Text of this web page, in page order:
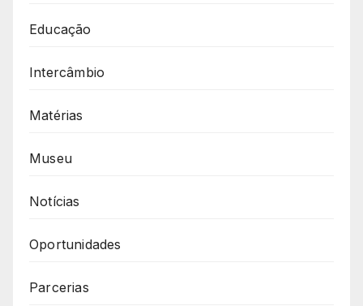
Educação
Intercâmbio
Matérias
Museu
Notícias
Oportunidades
Parcerias